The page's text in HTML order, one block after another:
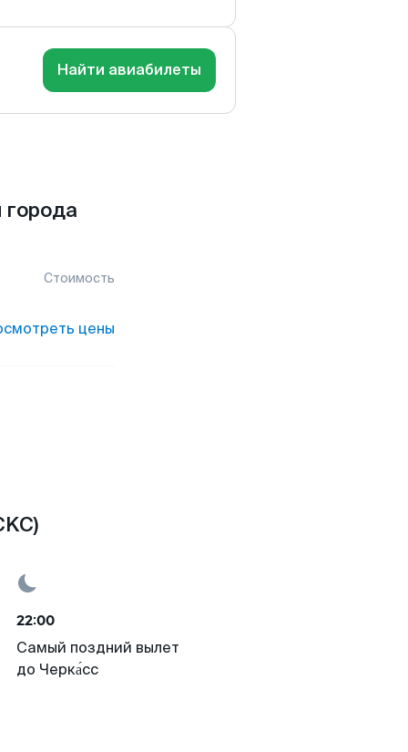
Найти авиабилеты
Стоимость
цены
22:00
Самый поздний вылет
до Черка́сс